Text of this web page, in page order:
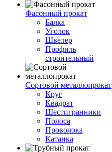
Фасонный прокат
Балка
Уголок
Швелер
Профиль
строительный
Сортовой металлопрокат
Круг
Квадрат
Шестигранники
Полоса
Проволока
Катанка